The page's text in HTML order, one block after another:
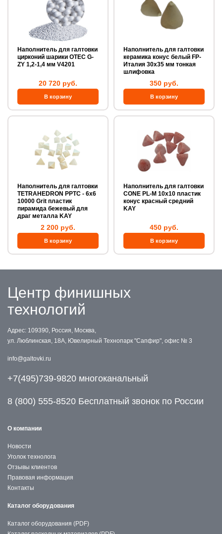
Наполнитель для галтовки
цирконий шарики OTEC G-
ZY 1,2-1,4 мм V4201
20 720 руб.
Наполнитель для галтовки
керамика конус белый FP-
Италия 30х35 мм тонкая
шлифовка
350 руб.
Наполнитель для галтовки
TETRAHEDRON PPTC - 6х6
10000 Grit пластик
пирамида бежевый для
драг металла KAY
2 200 руб.
Наполнитель для галтовки
CONE PL-M 10x10 пластик
конус красный средний
KAY
450 руб.
Центр финишных
технологий
Адрес: 109390, Россия, Москва,
ул. Люблинская, 18А, Ювелирный Технопарк "Сапфир", офис № 3
info@galtovki.ru
+7(495)739-9820 многоканальный
8 (800) 555-8520 Бесплатный звонок по России
О компании
Новости
Уголок технолога
Отзывы клиентов
Правовая информация
Контакты
Каталог оборудования
Каталог оборудования (PDF)